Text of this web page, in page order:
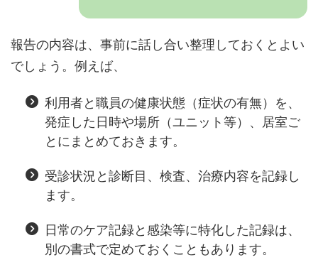
報告の内容は、事前に話し合い整理しておくとよい
でしょう。例えば、
利用者と職員の健康状態（症状の有無）を、
発症した日時や場所（ユニット等）、居室ご
とにまとめておきます。
受診状況と診断目、検査、治療内容を記録し
ます。
日常のケア記録と感染等に特化した記録は、
別の書式で定めておくこともあります。